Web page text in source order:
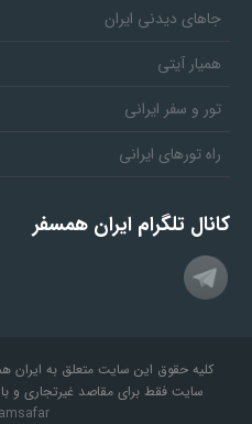
جاهای دیدنی ایران
همیار آیتی
تور و سفر ایرانی
راه تورهای ایرانی
کانال تلگرام ایران همسفر
کلیه حقوق این سایت متعلق به ایران
سایت فقط برای مقاصد غیرتجاری و